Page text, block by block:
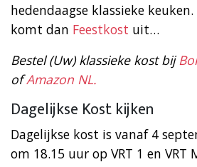
hedendaagse klassieke
komt dan Feestkost uit…
Bestel (Uw) klassieke kost bij
ofAmazon NL.
Dagelijkse Kost kijken
Dagelijkse kost is vanaf 4
om 18.15 uur op VRT 1 en VRT